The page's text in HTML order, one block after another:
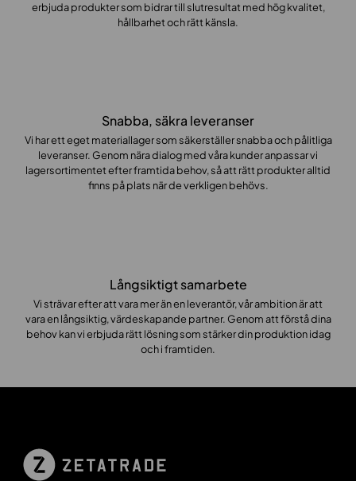
erbjuda produkter som bidrar till slutresultat med hög kvalitet,
hållbarhet och rätt känsla.
Snabba, säkra leveranser
Vi har ett eget materiallager som säkerställer snabba och pålitliga
leveranser. Genom nära dialog med våra kunder anpassar vi
lagersortimentet efter framtida behov, så att rätt produkter alltid
finns på plats när de verkligen behövs.
Långsiktigt samarbete
Vi strävar efter att vara mer än en leverantör, vår ambition är att
vara en långsiktig, värdeskapande partner. Genom att förstå dina
behov kan vi erbjuda rätt lösning som stärker din produktion idag
och i framtiden.